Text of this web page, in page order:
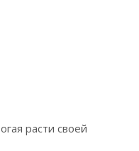
расти своей